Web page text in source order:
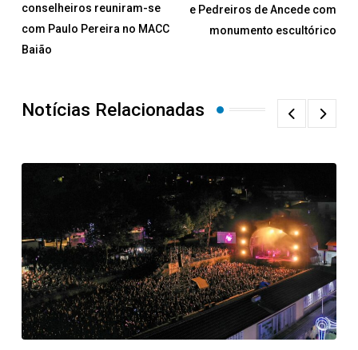
conselheiros reuniram-se
com Paulo Pereira no MACC
Baião
e Pedreiros de Ancede com
monumento escultórico
Notícias Relacionadas